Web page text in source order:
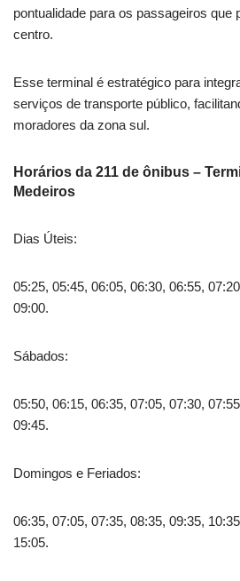
pontualidade para os passageiros que
centro.
Esse terminal é estratégico para
serviços de transporte público,
moradores da zona sul.
Horários da 211 de ônibus –
Medeiros
Dias Úteis:
05:25, 05:45, 06:05, 06:30, 06:55,
09:00.
Sábados:
05:50, 06:15, 06:35, 07:05, 07:30,
09:45.
Domingos e Feriados:
06:35, 07:05, 07:35, 08:35, 09:35,
15:05.